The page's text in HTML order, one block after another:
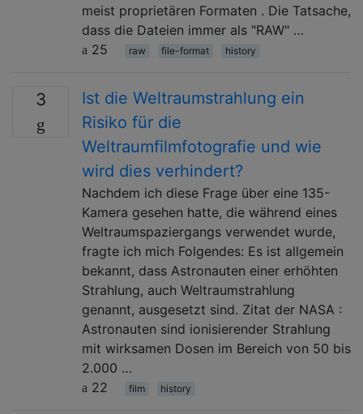
meist proprietären Formaten . Die Tatsache,
dass die Dateien immer als "RAW" …
25
raw file-format history
3
Ist die Weltraumstrahlung ein
Risiko für die
Weltraumfilmfotografie und wie
wird dies verhindert?
Nachdem ich diese Frage über eine 135-
Kamera gesehen hatte, die während eines
Weltraumspaziergangs verwendet wurde,
fragte ich mich Folgendes: Es ist allgemein
bekannt, dass Astronauten einer erhöhten
Strahlung, auch Weltraumstrahlung
genannt, ausgesetzt sind. Zitat der NASA :
Astronauten sind ionisierender Strahlung
mit wirksamen Dosen im Bereich von 50 bis
2.000 …
22
film history